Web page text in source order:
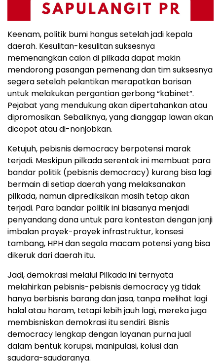
Keenam, politik bumi hangus setelah jadi kepala
daerah. Kesulitan-kesulitan suksesnya
memenangkan calon di pilkada dapat makin
mendorong pasangan pemenang dan tim suksesnya
segera setelah pelantikan merapatkan barisan
untuk melakukan pergantian gerbong “kabinet”.
Pejabat yang mendukung akan dipertahankan atau
dipromosikan. Sebaliknya, yang dianggap lawan akan
dicopot atau di-nonjobkan.
Ketujuh, pebisnis democracy berpotensi marak
terjadi. Meskipun pilkada serentak ini membuat para
bandar politik (pebisnis democracy) kurang bisa lagi
bermain di setiap daerah yang melaksanakan
pilkada, namun diprediksikan masih tetap akan
terjadi. Para bandar politik ini biasanya menjadi
penyandang dana untuk para kontestan dengan janji
imbalan proyek-proyek infrastruktur, konsesi
tambang, HPH dan segala macam potensi yang bisa
dikeruk dari daerah itu.
Jadi, demokrasi melalui Pilkada ini ternyata
melahirkan pebisnis-pebisnis democracy yg tidak
hanya berbisnis barang dan jasa, tanpa melihat lagi
halal atau haram, tetapi lebih jauh lagi, mereka juga
membisniskan demokrasi itu sendiri. Bisnis
democracy lengkap dengan layanan purna jual
dalam bentuk korupsi, manipulasi, kolusi dan
saudara-saudaranya.